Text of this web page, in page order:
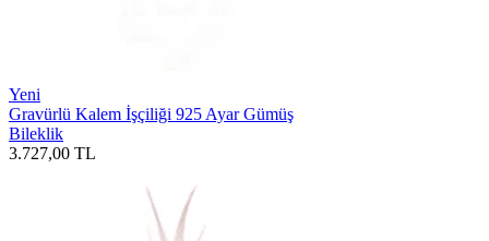
Yeni
Gravürlü Kalem İşçiliği 925 Ayar Gümüş
Bileklik
3.727,00 TL